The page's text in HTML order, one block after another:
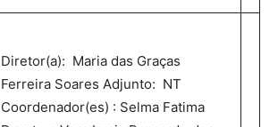
Diretor(a): Maria das Graças
Ferreira Soares Adjunto: NT
Coordenador(es) : Selma Fatima